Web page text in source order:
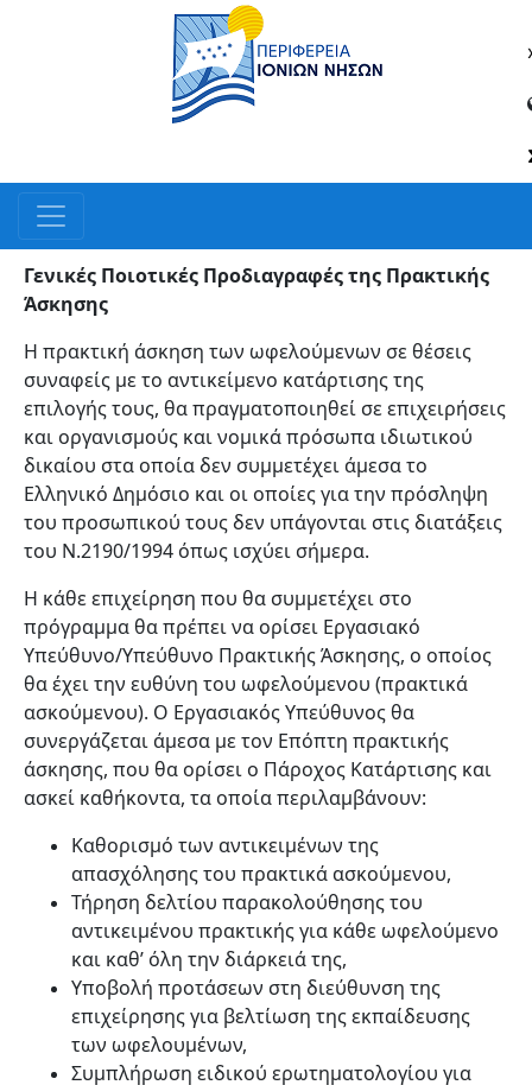
Γενικές Ποιοτικές Προδιαγραφές της Πρακτικής
Άσκησης
Η πρακτική άσκηση των ωφελούμενων σε θέσεις
συναφείς με το αντικείμενο κατάρτισης της
επιλογής τους, θα πραγματοποιηθεί σε επιχειρήσεις
και οργανισμούς και νομικά πρόσωπα ιδιωτικού
δικαίου στα οποία δεν συμμετέχει άμεσα το
Ελληνικό Δημόσιο και οι οποίες για την πρόσληψη
του προσωπικού τους δεν υπάγονται στις διατάξεις
του Ν.2190/1994 όπως ισχύει σήμερα.
Η κάθε επιχείρηση που θα συμμετέχει στο
πρόγραμμα θα πρέπει να ορίσει Εργασιακό
Υπεύθυνο/Υπεύθυνο Πρακτικής Άσκησης, ο οποίος
θα έχει την ευθύνη του ωφελούμενου (πρακτικά
ασκούμενου). Ο Εργασιακός Υπεύθυνος θα
συνεργάζεται άμεσα με τον Επόπτη πρακτικής
άσκησης, που θα ορίσει ο Πάροχος Κατάρτισης και
ασκεί καθήκοντα, τα οποία περιλαμβάνουν:
Καθορισμό των αντικειμένων της
απασχόλησης του πρακτικά ασκούμενου,
Τήρηση δελτίου παρακολούθησης του
αντικειμένου πρακτικής για κάθε ωφελούμενο
και καθ’ όλη την διάρκειά της,
Υποβολή προτάσεων στη διεύθυνση της
επιχείρησης για βελτίωση της εκπαίδευσης
των ωφελουμένων,
Συμπλήρωση ειδικού ερωτηματολογίου για